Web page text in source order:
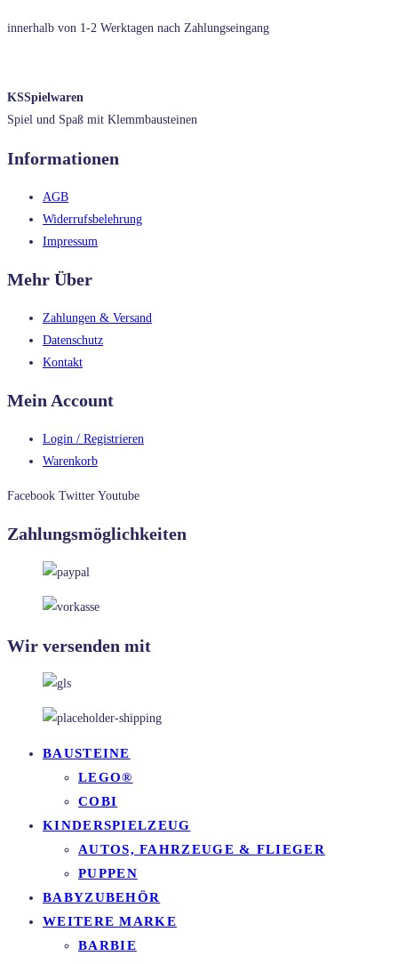
innerhalb von 1-2 Werktagen nach Zahlungseingang
KSSpielwaren
Spiel und Spaß mit Klemmbausteinen
Informationen
AGB
Widerrufsbelehrung
Impressum
Mehr Über
Zahlungen & Versand
Datenschutz
Kontakt
Mein Account
Login / Registrieren
Warenkorb
Facebook Twitter Youtube
Zahlungsmöglichkeiten
Wir versenden mit
BAUSTEINE
LEGO®
COBI
KINDERSPIELZEUG
AUTOS, FAHRZEUGE & FLIEGER
PUPPEN
BABYZUBEHÖR
WEITERE MARKE
BARBIE